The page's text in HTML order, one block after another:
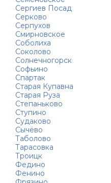
Сергиев Посад
Серково
Серпухов
Смирновское
Соболиха
Соколово
Солнечногорск
Софьино
Спартак
Старая Купавна
Старая Руза
Степаньково
Ступино
Судаково
Сычёво
Таболово
Тарасовка
Троицк
Федино
Фенино